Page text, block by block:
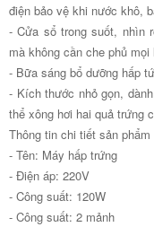
điện bảo vệ khi nước khô,
- Cửa sổ trong suốt, nhìn
mà không cần che phủ mọi
- Bữa sáng bổ dưỡng hấp
- Kích thước nhỏ gọn,
thể xông hơi hai quả trứng
Thông tin chi tiết sản phẩm
- Tên: Máy hấp trứng
- Điện áp: 220V
- Công suất: 120W
- Công suất: 2 mảnh